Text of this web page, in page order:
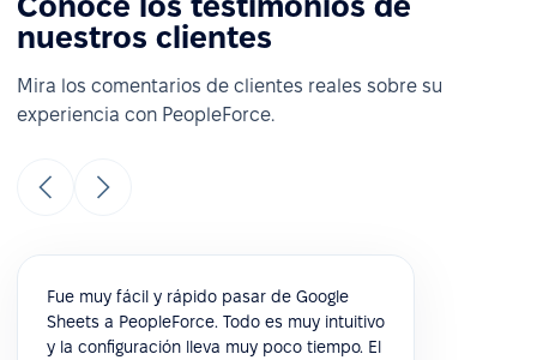
nuestros clientes
Mira los comentarios de clientes reales sobre su
experiencia con PeopleForce.
Fue muy fácil y rápido pasar de Google
Sheets a PeopleForce. Todo es muy intuitivo
y la configuración lleva muy poco tiempo. El